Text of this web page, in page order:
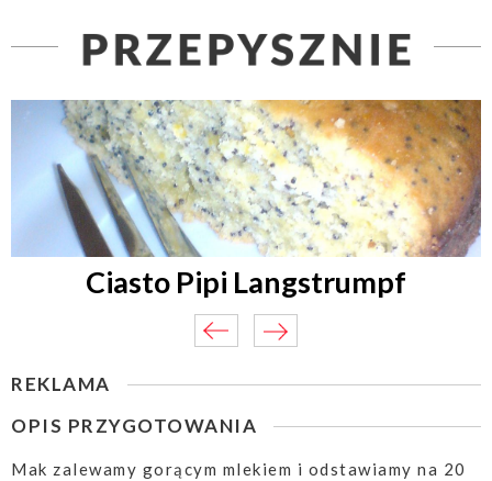
Ciasto Pipi Langstrumpf
REKLAMA
OPIS PRZYGOTOWANIA
Mak zalewamy gorącym mlekiem i odstawiamy na 20